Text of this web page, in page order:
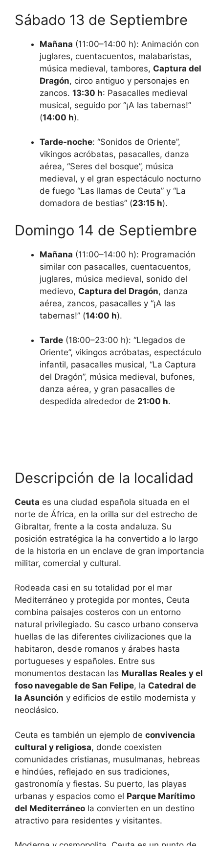
Sábado 13 de Septiembre
Mañana (11:00–14:00 h): Animación con
juglares, cuentacuentos, malabaristas,
música medieval, tambores, Captura del
Dragón, circo antiguo y personajes en
zancos. 13:30 h: Pasacalles medieval
musical, seguido por “¡A las tabernas!”
(14:00 h).
Tarde-noche: “Sonidos de Oriente”,
vikingos acróbatas, pasacalles, danza
aérea, “Seres del bosque”, música
medieval, y el gran espectáculo nocturno
de fuego “Las llamas de Ceuta” y “La
domadora de bestias” (23:15 h).
Domingo 14 de Septiembre
Mañana (11:00–14:00 h): Programación
similar con pasacalles, cuentacuentos,
juglares, música medieval, sonido del
medievo, Captura del Dragón, danza
aérea, zancos, pasacalles y “¡A las
tabernas!” (14:00 h).
Tarde (18:00–23:00 h): “Llegados de
Oriente”, vikingos acróbatas, espectáculo
infantil, pasacalles musical, “La Captura
del Dragón”, música medieval, bufones,
danza aérea, y gran pasacalles de
despedida alrededor de 21:00 h.
Descripción de la localidad
Ceuta es una ciudad española situada en el
norte de África, en la orilla sur del estrecho de
Gibraltar, frente a la costa andaluza. Su
posición estratégica la ha convertido a lo largo
de la historia en un enclave de gran importancia
militar, comercial y cultural.
Rodeada casi en su totalidad por el mar
Mediterráneo y protegida por montes, Ceuta
combina paisajes costeros con un entorno
natural privilegiado. Su casco urbano conserva
huellas de las diferentes civilizaciones que la
habitaron, desde romanos y árabes hasta
portugueses y españoles. Entre sus
monumentos destacan las Murallas Reales y el
foso navegable de San Felipe, la Catedral de
la Asunción y edificios de estilo modernista y
neoclásico.
Ceuta es también un ejemplo de convivencia
cultural y religiosa, donde coexisten
comunidades cristianas, musulmanas, hebreas
e hindúes, reflejado en sus tradiciones,
gastronomía y fiestas. Su puerto, las playas
urbanas y espacios como el Parque Marítimo
del Mediterráneo la convierten en un destino
atractivo para residentes y visitantes.